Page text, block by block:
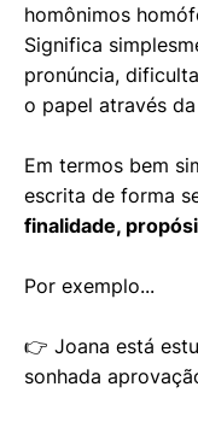
homônimos
Significa
pronúncia,
o papel através
Em termos bem
escrita de forma
finalidade,
Por exemplo...
👉 Joana está
sonhada